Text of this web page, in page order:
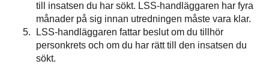
till insatsen du har sökt. LSS-handläggaren har fyra
månader på sig innan utredningen måste vara klar.
LSS-handläggaren fattar beslut om du tillhör
personkrets och om du har rätt till den insatsen du
sökt.